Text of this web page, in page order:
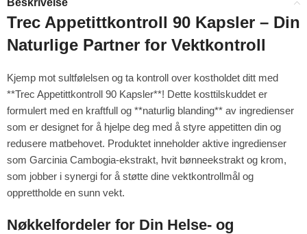
4%
Trec Appetittkontroll 90 Kapsler – Din
Naturlige Partner for Vektkontroll
Kjemp mot sultfølelsen og ta kontroll over kostholdet ditt med
**Trec Appetittkontroll 90 Kapsler**! Dette kosttilskuddet er
formulert med en kraftfull og **naturlig blanding** av ingredienser
som er designet for å hjelpe deg med å styre appetitten din og
redusere matbehovet. Produktet inneholder aktive ingredienser
som Garcinia Cambogia-ekstrakt, hvit bønneekstrakt og krom,
som jobber i synergi for å støtte dine vektkontrollmål og
opprettholde en sunn vekt.
Nøkkelfordeler for Din Helse- og